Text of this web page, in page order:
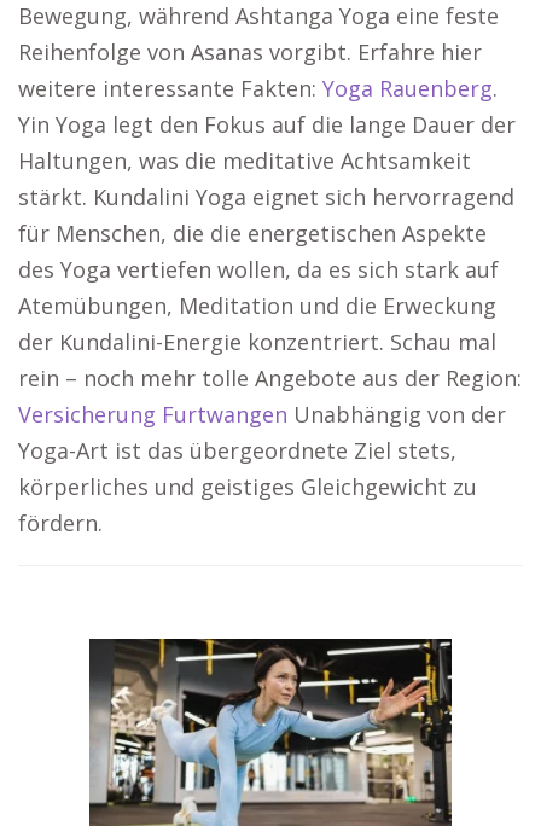
Bewegung, während Ashtanga Yoga eine feste
Reihenfolge von Asanas vorgibt. Erfahre hier
weitere interessante Fakten: Yoga Rauenberg.
Yin Yoga legt den Fokus auf die lange Dauer der
Haltungen, was die meditative Achtsamkeit
stärkt. Kundalini Yoga eignet sich hervorragend
für Menschen, die die energetischen Aspekte
des Yoga vertiefen wollen, da es sich stark auf
Atemübungen, Meditation und die Erweckung
der Kundalini-Energie konzentriert. Schau mal
rein – noch mehr tolle Angebote aus der Region:
Versicherung Furtwangen Unabhängig von der
Yoga-Art ist das übergeordnete Ziel stets,
körperliches und geistiges Gleichgewicht zu
fördern.